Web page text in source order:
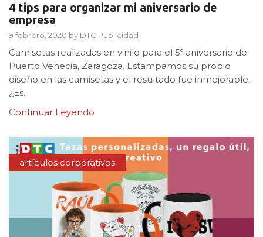
4 tips para organizar mi aniversario de
empresa
9 febrero, 2020 by DTC Publicidad
Camisetas realizadas en vinilo para el 5º aniversario de
Puerto Venecia, Zaragoza. Estampamos su propio
diseño en las camisetas y el resultado fue inmejorable.
¿Es...
Continuar Leyendo
artículos corporativos